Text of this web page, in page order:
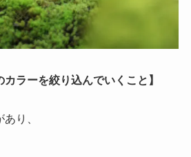
カラーを絞り込んでいくこと】
り、